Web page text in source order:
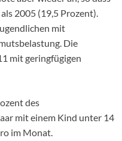
2005 (19,5 Prozent).
mit
Die
mit geringfügigen
des
mit einem Kind unter 14
im Monat.